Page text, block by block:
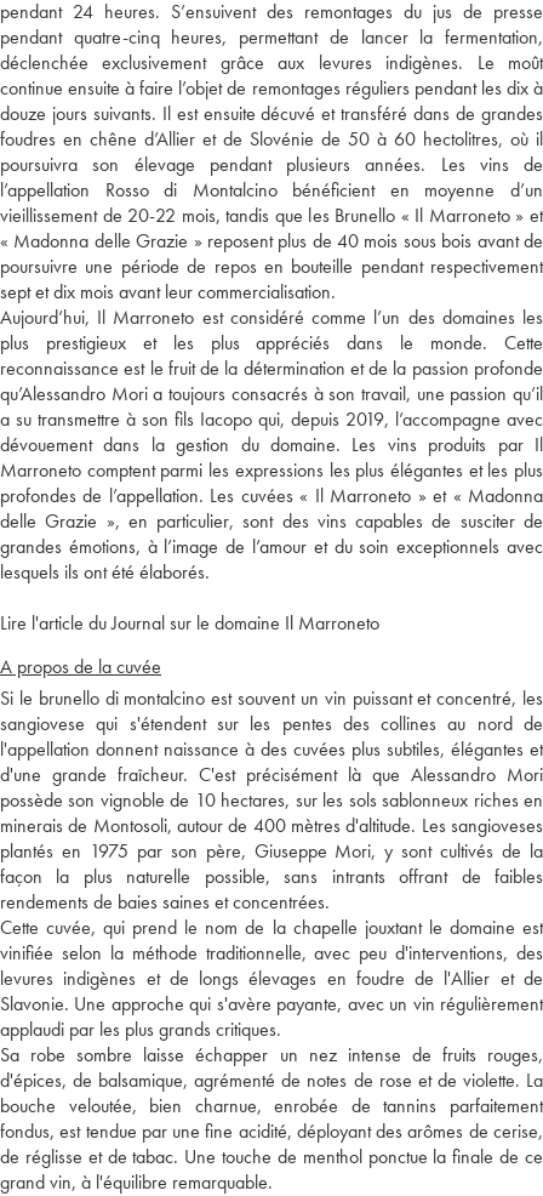
pendant 24 heures. S’ensuivent des remontages du jus de presse
pendant quatre-cinq heures, permettant de lancer la fermentation,
déclenchée exclusivement grâce aux levures indigènes. Le moût
continue ensuite à faire l’objet de remontages réguliers pendant les dix à
douze jours suivants. Il est ensuite décuvé et transféré dans de grandes
foudres en chêne d’Allier et de Slovénie de 50 à 60 hectolitres, où il
poursuivra son élevage pendant plusieurs années. Les vins de
l’appellation Rosso di Montalcino bénéficient en moyenne d’un
vieillissement de 20-22 mois, tandis que les Brunello « Il Marroneto » et
« Madonna delle Grazie » reposent plus de 40 mois sous bois avant de
poursuivre une période de repos en bouteille pendant respectivement
sept et dix mois avant leur commercialisation.
Aujourd’hui, Il Marroneto est considéré comme l’un des domaines les
plus prestigieux et les plus appréciés dans le monde. Cette
reconnaissance est le fruit de la détermination et de la passion profonde
qu’Alessandro Mori a toujours consacrés à son travail, une passion qu’il
a su transmettre à son fils Iacopo qui, depuis 2019, l’accompagne avec
dévouement dans la gestion du domaine. Les vins produits par Il
Marroneto comptent parmi les expressions les plus élégantes et les plus
profondes de l’appellation. Les cuvées « Il Marroneto » et « Madonna
delle Grazie », en particulier, sont des vins capables de susciter de
grandes émotions, à l’image de l’amour et du soin exceptionnels avec
lesquels ils ont été élaborés.
Lire l'article du Journal sur le domaine Il Marroneto
A propos de la cuvée
Si le brunello di montalcino est souvent un vin puissant et concentré, les
sangiovese qui s'étendent sur les pentes des collines au nord de
l'appellation donnent naissance à des cuvées plus subtiles, élégantes et
d'une grande fraîcheur. C'est précisément là que Alessandro Mori
possède son vignoble de 10 hectares, sur les sols sablonneux riches en
minerais de Montosoli, autour de 400 mètres d'altitude. Les sangioveses
plantés en 1975 par son père, Giuseppe Mori, y sont cultivés de la
façon la plus naturelle possible, sans intrants offrant de faibles
rendements de baies saines et concentrées.
Cette cuvée, qui prend le nom de la chapelle jouxtant le domaine est
vinifiée selon la méthode traditionnelle, avec peu d'interventions, des
levures indigènes et de longs élevages en foudre de l'Allier et de
Slavonie. Une approche qui s'avère payante, avec un vin régulièrement
applaudi par les plus grands critiques.
Sa robe sombre laisse échapper un nez intense de fruits rouges,
d'épices, de balsamique, agrémenté de notes de rose et de violette. La
bouche veloutée, bien charnue, enrobée de tannins parfaitement
fondus, est tendue par une fine acidité, déployant des arômes de cerise,
de réglisse et de tabac. Une touche de menthol ponctue la finale de ce
grand vin, à l'équilibre remarquable.